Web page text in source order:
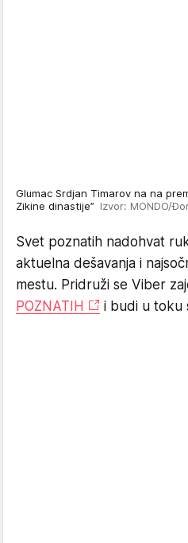
Glumac Srdjan Timarov na na
Zikine dinastije” Izvor: MONDO/
Svet poznatih nadohvat
aktuelna dešavanja i
mestu. Pridruži se Viber
POZNATIH
i budi u toku